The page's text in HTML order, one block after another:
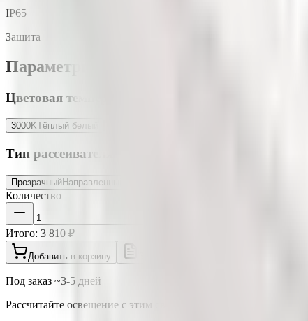
IP65
Защита
Параметры светильника
Цветовая температура
3000KТёплый белый
Тип рассеивателя
Прозрачный Направленный свет
Количество
Итого: 3 810 ₽
Добавить в корзину
Под заказ ~3-5 дней
Рассчитайте освещение с этим светильником в 3D калькуляторе